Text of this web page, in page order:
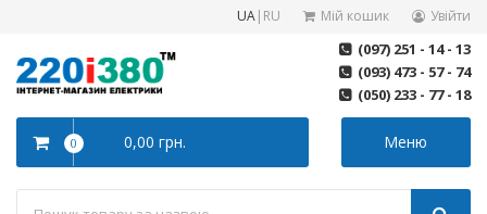
UA| RU Мій кошик Увійти
(097) 251 - 14 - 13
(093) 473 - 57 - 74
(050) 233 - 77 - 18
Меню
0 0,00 грн.